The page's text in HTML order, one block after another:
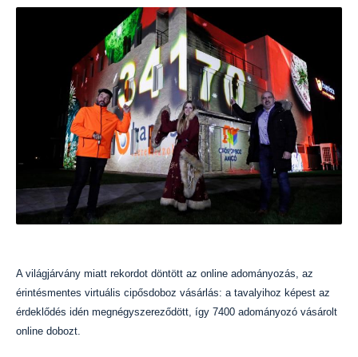
A világjárvány miatt rekordot döntött az online adományozás, az
érintésmentes virtuális cipősdoboz vásárlás: a tavalyihoz képest az
érdeklődés idén megnégyszereződött, így 7400 adományozó vásárolt
online dobozt.